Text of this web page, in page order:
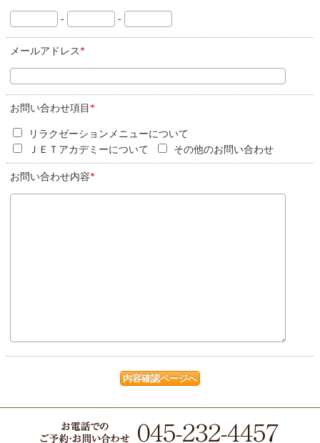
- -
メールアドレス*
お問い合わせ項目 *
リラクゼーションメニューについて
ＪＥＴアカデミーについて
その他のお問い合わせ
お問い合わせ内容*